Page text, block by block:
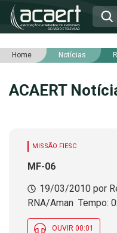
HOME
ASSOCIADOS
SERVIÇOS
Home Notícias
ACAERT
MISSÃO FIESC
MF-06
19/03/2010 por
RNA/Aman  Tempo:
OUVIR 00:01